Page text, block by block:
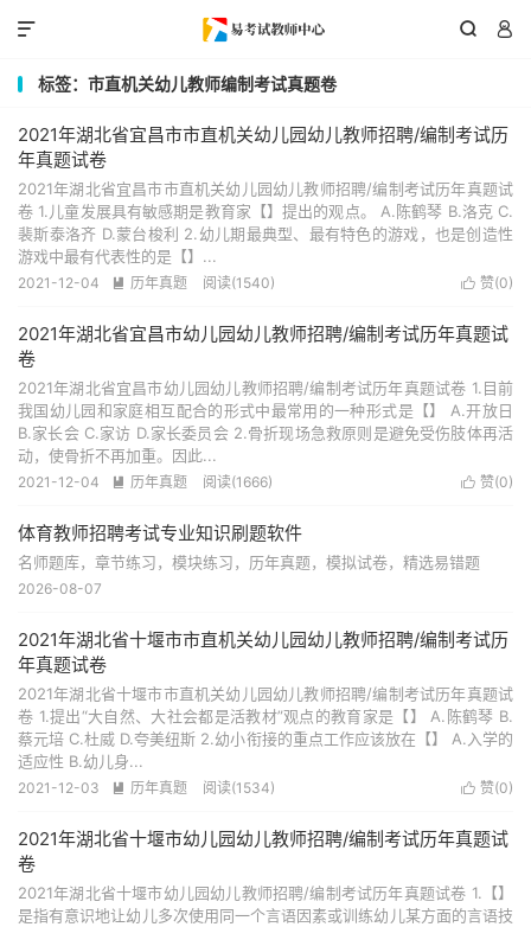
 

标签：市直机关幼儿教师编制考试真题卷
2021年湖北省宜昌市市直机关幼儿园幼儿教师招聘/编制考试历
年真题试卷
2021年湖北省宜昌市市直机关幼儿园幼儿教师招聘/编制考试历年真题试
卷 1.儿童发展具有敏感期是教育家【】提出的观点。 A.陈鹤琴 B.洛克 C.
裴斯泰洛齐 D.蒙台梭利 2.幼儿期最典型、最有特色的游戏，也是创造性
游戏中最有代表性的是【】...
2021-12-04  历年真题 阅读(1540)  赞(0)
2021年湖北省宜昌市幼儿园幼儿教师招聘/编制考试历年真题试
卷
2021年湖北省宜昌市幼儿园幼儿教师招聘/编制考试历年真题试卷 1.目前
我国幼儿园和家庭相互配合的形式中最常用的一种形式是【】 A.开放日
B.家长会 C.家访 D.家长委员会 2.骨折现场急救原则是避免受伤肢体再活
动，使骨折不再加重。因此...
2021-12-04  历年真题 阅读(1666)  赞(0)
体育教师招聘考试专业知识刷题软件
名师题库，章节练习，模块练习，历年真题，模拟试卷，精选易错题
2026-08-07
2021年湖北省十堰市市直机关幼儿园幼儿教师招聘/编制考试历
年真题试卷
2021年湖北省十堰市市直机关幼儿园幼儿教师招聘/编制考试历年真题试
卷 1.提出“大自然、大社会都是活教材”观点的教育家是【】 A.陈鹤琴 B.
蔡元培 C.杜威 D.夸美纽斯 2.幼小衔接的重点工作应该放在【】 A.入学的
适应性 B.幼儿身...
2021-12-03  历年真题 阅读(1534)  赞(0)
2021年湖北省十堰市幼儿园幼儿教师招聘/编制考试历年真题试
卷
2021年湖北省十堰市幼儿园幼儿教师招聘/编制考试历年真题试卷 1.【】
是指有意识地让幼儿多次使用同一个言语因素或训练幼儿某方面的言语技